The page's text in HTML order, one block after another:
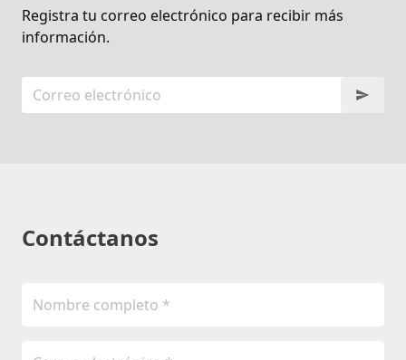
Registra tu correo electrónico para recibir más
información.
Contáctanos